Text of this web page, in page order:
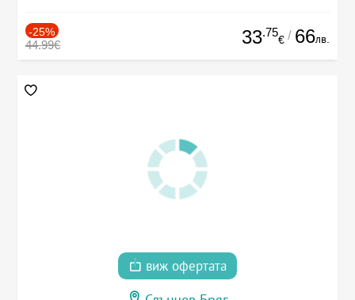
-25%
44.99€ 33.75
€ / 66лв.
виж офертата